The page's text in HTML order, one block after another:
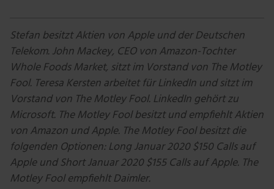
Stefan besitzt Aktien von Apple und der Deutschen
Telekom. John Mackey, CEO von Amazon-Tochter
Whole Foods Market, sitzt im Vorstand von The Motley
Fool. Teresa Kersten arbeitet für LinkedIn und sitzt im
Vorstand von The Motley Fool. LinkedIn gehört zu
Microsoft. The Motley Fool besitzt und empfiehlt Aktien
von Amazon und Apple. The Motley Fool besitzt die
folgenden Optionen: Long Januar 2020 $150 Calls auf
Apple und Short Januar 2020 $155 Calls auf Apple. The
Motley Fool empfiehlt Daimler.